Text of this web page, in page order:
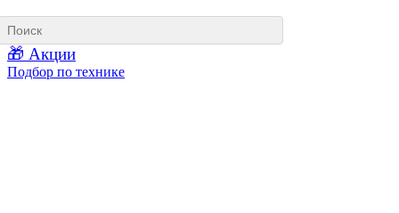
🎁 Акции
Подбор по технике